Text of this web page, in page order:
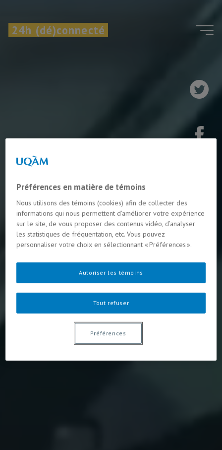
24h (dé)connecté
Préférences en matière de témoins
Nous utilisons des témoins (cookies) afin de collecter des
informations qui nous permettent d’améliorer votre expérience
sur le site, de vous proposer des contenus vidéo, d’analyser
les statistiques de fréquentation, etc. Vous pouvez
personnaliser votre choix en sélectionnant « Préférences ».
Tout refuser
Autoriser les témoins
Préférences